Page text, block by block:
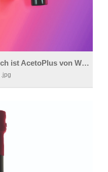
So einzigartig, bunt und köstlich ist AcetoPlus von WIBERG.
.jpg